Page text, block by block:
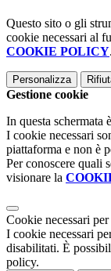
Questo sito o gli
cookie necessari al
COOKIE POLICY.
Personalizza
Gestione cookie
In questa schermata
I cookie necessari
piattaforma e non è
Per conoscere quali
visionare la
Cookie necessari
I cookie necessari
disabilitati. È
policy.